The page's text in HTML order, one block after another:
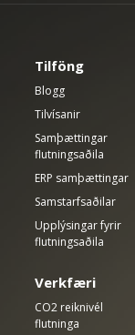
Tilföng
Blogg
Tilvísanir
Samþættingar
flutningsaðila
ERP samþættingar
Samstarfsaðilar
Upplýsingar fyrir
flutningsaðila
Verkfæri
CO2 reiknivél
flutninga